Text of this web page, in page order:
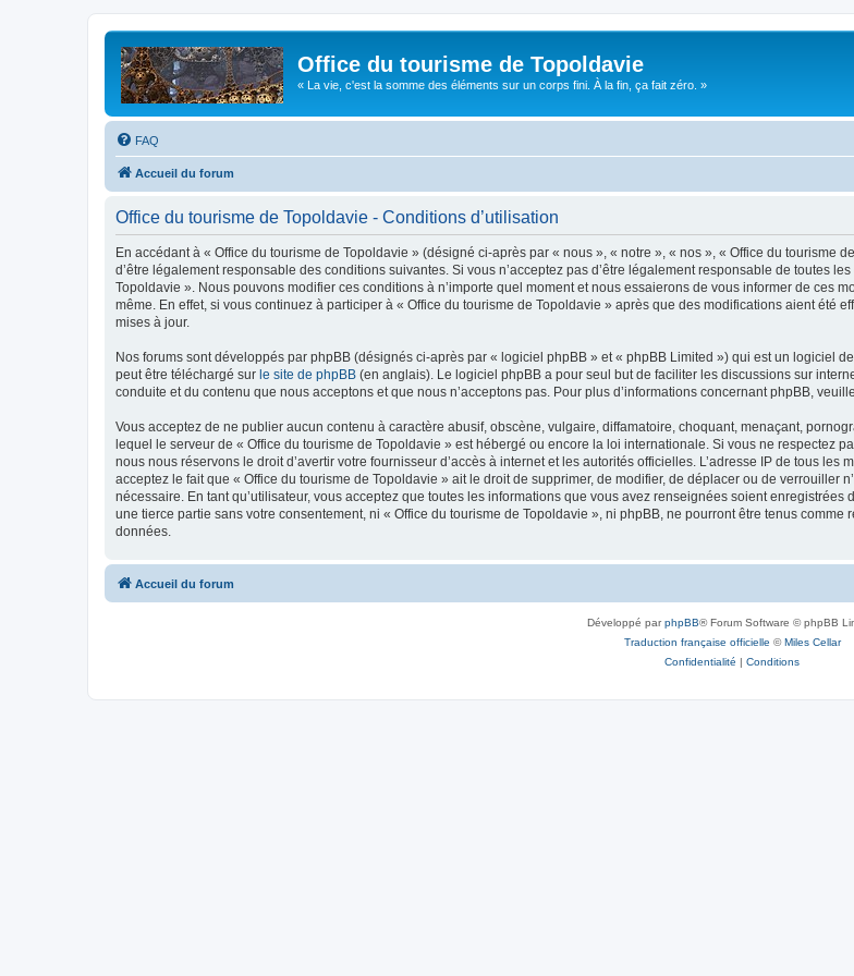
Office du tourisme de Topoldavie
« La vie, c'est la somme des éléments sur un corps fini. À la fin, ça fait zéro. »
FAQ
Accueil du forum
Office du tourisme de Topoldavie - Conditions d’utilisation
En accédant à « Office du tourisme de Topoldavie » (désigné ci-après par « nous », « notre », « nos », « Office du tourisme
d’être légalement responsable des conditions suivantes. Si vous n’acceptez pas d’être légalement responsable de toutes
Topoldavie ». Nous pouvons modifier ces conditions à n’importe quel moment et nous essaierons de vous informer de ces
même. En effet, si vous continuez à participer à « Office du tourisme de Topoldavie » après que des modifications aient été
mises à jour.
Nos forums sont développés par phpBB (désignés ci-après par « logiciel phpBB » et « phpBB Limited ») qui est un logiciel
peut être téléchargé sur le site de phpBB (en anglais). Le logiciel phpBB a pour seul but de faciliter les discussions sur
conduite et du contenu que nous acceptons et que nous n’acceptons pas. Pour plus d’informations concernant phpBB,
Vous acceptez de ne publier aucun contenu à caractère abusif, obscène, vulgaire, diffamatoire, choquant, menaçant,
lequel le serveur de « Office du tourisme de Topoldavie » est hébergé ou encore la loi internationale. Si vous ne respectez
nous nous réservons le droit d’avertir votre fournisseur d’accès à internet et les autorités officielles. L’adresse IP de tous
acceptez le fait que « Office du tourisme de Topoldavie » ait le droit de supprimer, de modifier, de déplacer ou de verrouiller
nécessaire. En tant qu’utilisateur, vous acceptez que toutes les informations que vous avez renseignées soient
une tierce partie sans votre consentement, ni « Office du tourisme de Topoldavie », ni phpBB, ne pourront être tenus
données.
Accueil du forum
Développé parphpBB® Forum Software © phpBB
Traduction française officielle ©Miles Cellar
Confidentialité | Conditions